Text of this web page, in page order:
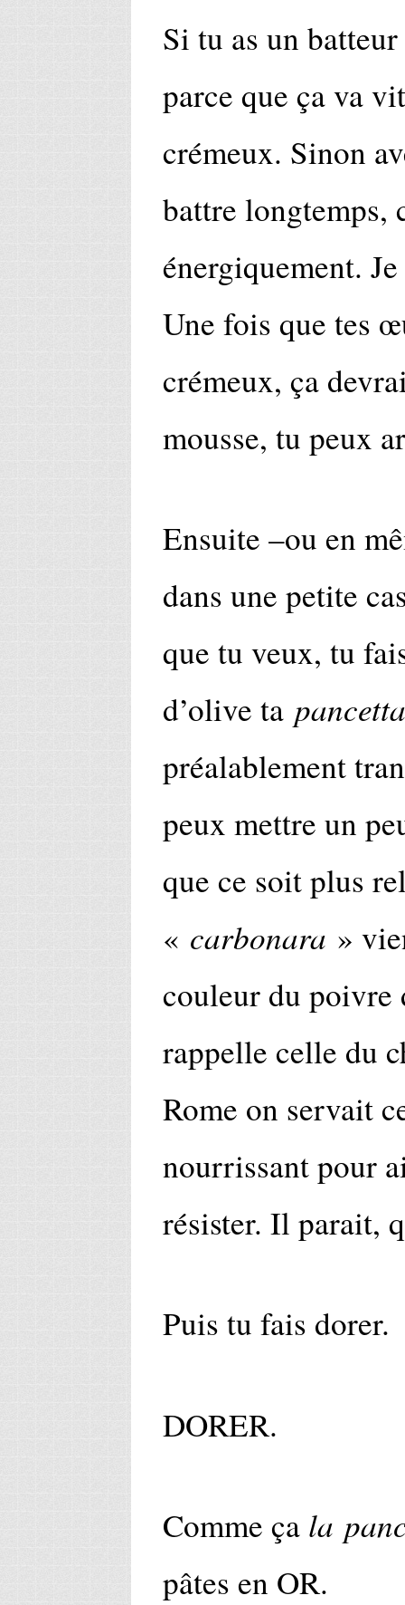
Si tu as un
parce que ça va
crémeux. Sinon
battre longtemps,
énergiquement.
Une fois que tes
crémeux, ça
mousse, tu peux
Ensuite –ou en
dans une petite
que tu veux, tu
d’olive ta
préalablement
peux mettre un
que ce soit plus
« carbonara »
couleur du poivre
rappelle celle du
Rome on servait
nourrissant pour
résister. Il parait,
Puis tu fais dorer.
DORER.
Comme ça la
pâtes en OR.